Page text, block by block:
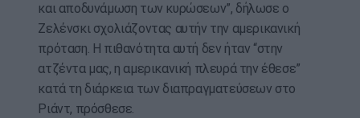
και αποδυνάμωση των κυρώσεων”, δήλωσε ο
Ζελένσκι σχολιάζοντας αυτήν την αμερικανική
πρόταση. Η πιθανότητα αυτή δεν ήταν “στην
ατζέντα μας, η αμερικανική πλευρά την έθεσε”
κατά τη διάρκεια των διαπραγματεύσεων στο
Ριάντ, πρόσθεσε.